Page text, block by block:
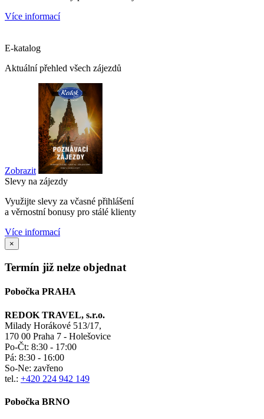
Více informací
E-katalog
Aktuální přehled všech zájezdů
Zobrazit
Slevy na zájezdy
Využijte slevy za včasné přihlášení
a věrnostní bonusy pro stálé klienty
Více informací
×
Termín již nelze objednat
Pobočka PRAHA
REDOK TRAVEL, s.r.o.
Milady Horákové 513/17,
170 00 Praha 7 - Holešovice
Po-Čt: 8:30 - 17:00
Pá: 8:30 - 16:00
So-Ne: zavřeno
tel.: +420 224 942 149
Pobočka BRNO